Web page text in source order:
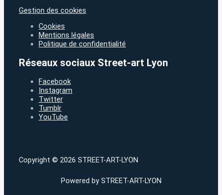
Gestion des cookies
Cookies
Mentions légales
Politique de confidentialité
Réseaux sociaux Street-art Lyon
Facebook
Instagram
Twitter
Tumblr
YouTube
Copyright © 2026 STREET-ART-LYON
Powered by STREET-ART-LYON